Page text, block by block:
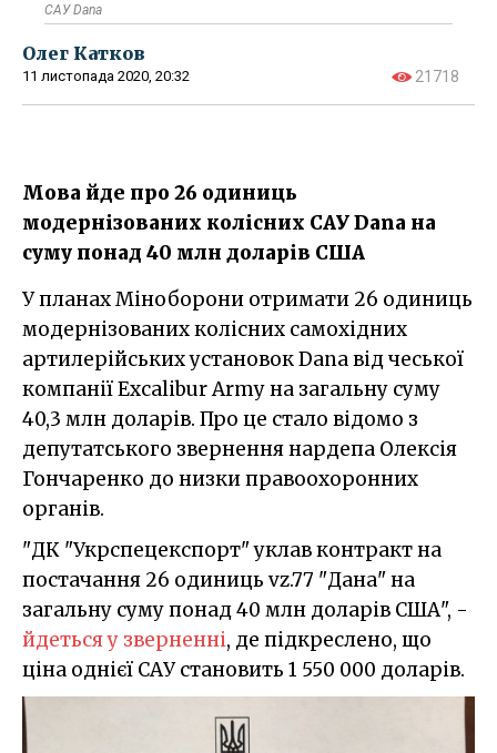
САУ Dana
Олег Катков
11 листопада 2020, 20:32 21718
Мова йде про 26 одиниць
модернізованих колісних САУ Dana на
суму понад 40 млн доларів США
У планах Міноборони отримати 26 одиниць
модернізованих колісних самохідних
артилерійських установок Dana від чеської
компанії Excalibur Army на загальну суму
40,3 млн доларів. Про це стало відомо з
депутатського звернення нардепа Олексія
Гончаренко до низки правоохоронних
органів.
"ДК "Укрспецекспорт" уклав контракт на
постачання 26 одиниць vz.77 "Дана" на
загальну суму понад 40 млн доларів США", -
йдеться у зверненні, де підкреслено, що
ціна однієї САУ становить 1 550 000 доларів.